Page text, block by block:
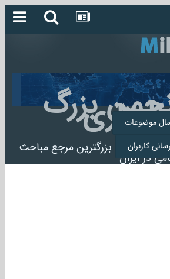
بزرگ
میلیتاری بزرگترین مرجع مباحث
در ایران
موضوعات
کاربران